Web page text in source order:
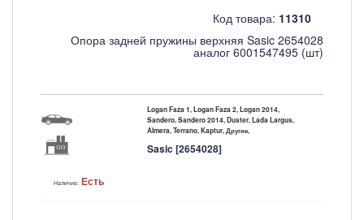
Код товара: 11310
Опора задней пружины верхняя Sasic 2654028
аналог 6001547495 (шт)
Logan Faza 1, Logan Faza 2, Logan 2014,
Sandero, Sandero 2014, Duster, Lada Largus,
Almera, Terrano, Kaptur, Другие,
Sasic [2654028]
Наличие: Есть